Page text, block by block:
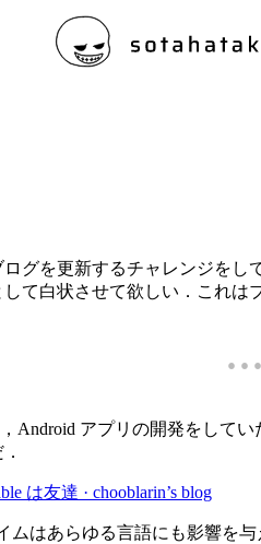
グを更新するチャレンジをし
て白状させて欲しい．これは
...
Android アプリの開発をしてい
は友達 · chooblarin’s blog
ムはあらゆる言語にも影響を